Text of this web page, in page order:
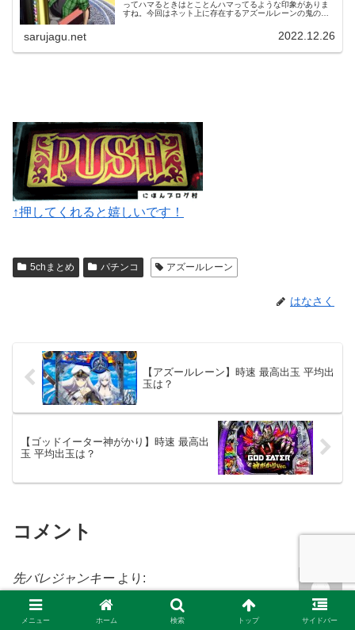
ってハマるときはとことんハマってるような印象がありま
すね。今回はネット上に存在するアズールレーンの鬼のよ
sarujagu.net 2022.12.26
↑押してくれると嬉しいです！
5chまとめ パチンコ アズールレーン
はなさく
【アズールレーン】時速 最高出玉 平均出
玉は？
【ゴッドイーター神がかり】時速 最高出
玉 平均出玉は？
コメント
先バレジャンキー より:
2023年1月21日 5:55 AM
先バレ、800回転ちょいで9回
メニュー ホーム 検索 トップ サイドバー